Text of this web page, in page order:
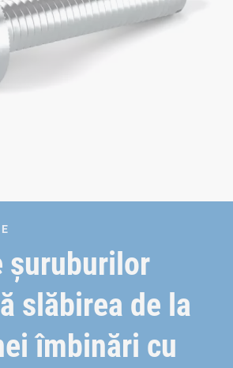
șuruburilor
slăbirea de la
îmbinări cu